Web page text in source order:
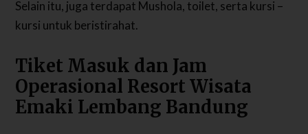
Selain itu, juga terdapat Mushola, toilet, serta kursi –
kursi untuk beristirahat.
Tiket Masuk dan Jam
Operasional Resort Wisata
Emaki Lembang Bandung